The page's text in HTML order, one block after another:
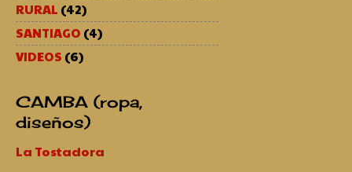
RURAL (42)
SANTIAGO (4)
VIDEOS (6)
CAMBA (ropa,
diseños)
La Tostadora